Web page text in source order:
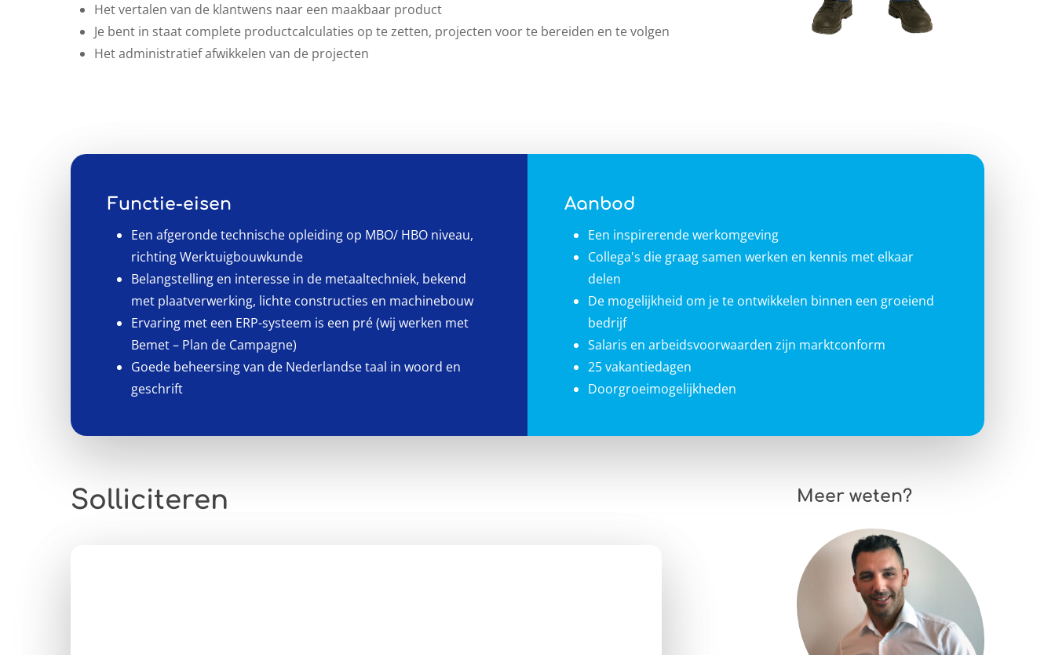
Het vertalen van de klantwens naar een maakbaar product
Je bent in staat complete productcalculaties op te zetten, projecten voor te bereiden en te volgen
Het administratief afwikkelen van de projecten
Functie-eisen
Een afgeronde technische opleiding op MBO/ HBO niveau,
richting Werktuigbouwkunde
Belangstelling en interesse in de metaaltechniek, bekend
met plaatverwerking, lichte constructies en machinebouw
Ervaring met een ERP-systeem is een pré (wij werken met
Bemet – Plan de Campagne)
Goede beheersing van de Nederlandse taal in woord en
geschrift
Aanbod
Een inspirerende werkomgeving
Collega's die graag samen werken en kennis met elkaar
delen
De mogelijkheid om je te ontwikkelen binnen een groeiend
bedrijf
Salaris en arbeidsvoorwaarden zijn marktconform
25 vakantiedagen
Doorgroeimogelijkheden
Solliciteren Meer weten?